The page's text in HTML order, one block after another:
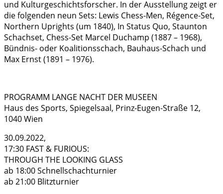
und Kulturgeschichtsforscher. In der Ausstellung zeigt er
die folgenden neun Sets: Lewis Chess-Men, Régence-Set,
Northern Uprights (um 1840), In Status Quo, Staunton
Schachset, Chess-Set Marcel Duchamp (1887 – 1968),
Bündnis- oder Koalitionsschach, Bauhaus-Schach und
Max Ernst (1891 – 1976).
PROGRAMM LANGE NACHT DER MUSEEN
Haus des Sports, Spiegelsaal, Prinz-Eugen-Straße 12,
1040 Wien
30.09.2022,
17:30 FAST & FURIOUS:
THROUGH THE LOOKING GLASS
ab 18:00 Schnellschachturnier
ab 21:00 Blitzturnier